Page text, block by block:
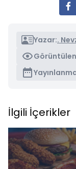
Yazar:.
İlgili İçerikler